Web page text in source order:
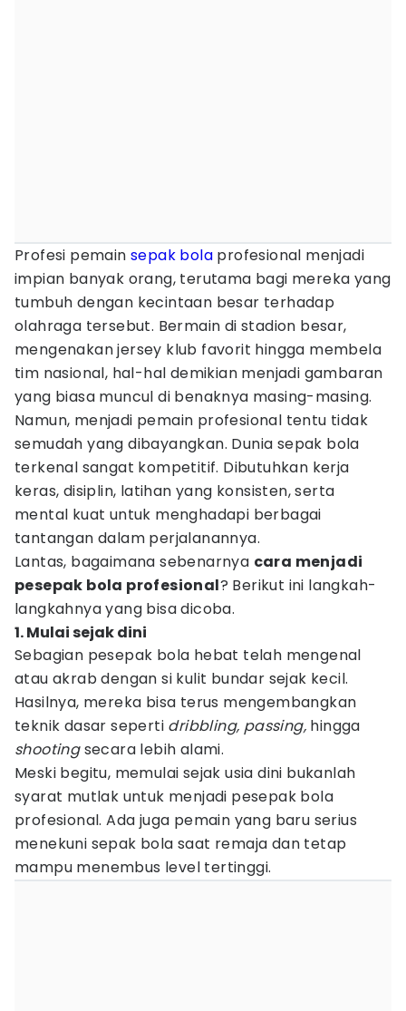
Profesi pemainsepak bola profesional menjadi
impian banyak orang, terutama bagi mereka yang
tumbuh dengan kecintaan besar terhadap
olahraga tersebut. Bermain di stadion besar,
mengenakan jersey klub favorit hingga membela
tim nasional, hal-hal demikian menjadi gambaran
yang biasa muncul di benaknya masing-masing.
Namun, menjadi pemain profesional tentu tidak
semudah yang dibayangkan. Dunia sepak bola
terkenal sangat kompetitif. Dibutuhkan kerja
keras, disiplin, latihan yang konsisten, serta
mental kuat untuk menghadapi berbagai
tantangan dalam perjalanannya.
Lantas, bagaimana sebenarnya cara menjadi
pesepak bola profesional? Berikut ini langkah-
langkahnya yang bisa dicoba.
1. Mulai sejak dini
Sebagian pesepak bola hebat telah mengenal
atau akrab dengan si kulit bundar sejak kecil.
Hasilnya, mereka bisa terus mengembangkan
teknik dasar seperti dribbling, passing, hingga
shootingsecara lebih alami.
Meski begitu, memulai sejak usia dini bukanlah
syarat mutlak untuk menjadi pesepak bola
profesional. Ada juga pemain yang baru serius
menekuni sepak bola saat remaja dan tetap
mampu menembus level tertinggi.